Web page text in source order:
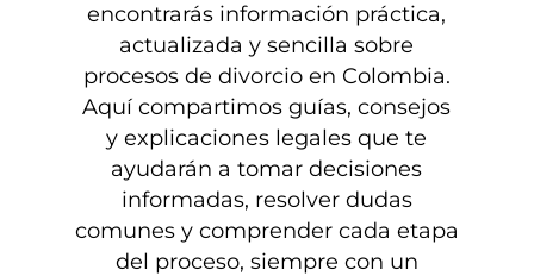
encontrarás información práctica,
actualizada y sencilla sobre
procesos de divorcio en Colombia.
Aquí compartimos guías, consejos
y explicaciones legales que te
ayudarán a tomar decisiones
informadas, resolver dudas
comunes y comprender cada etapa
del proceso, siempre con un